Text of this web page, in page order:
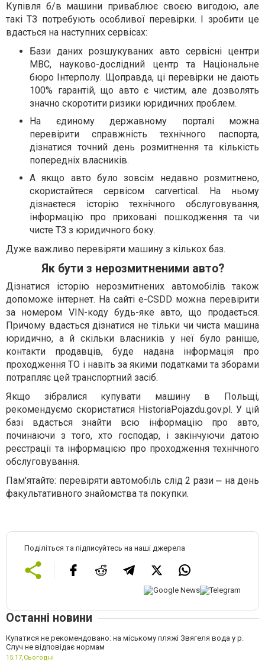
Купівля б/в машини приваблює своєю вигодою, але
такі ТЗ потребують особливої ​​перевірки. І зробити це
вдасться на наступних сервісах:
Бази даних розшукуваних авто сервісні центри
МВС, науково-дослідний центр та Національне
бюро Інтерполу. Щоправда, ці перевірки не дають
100% гарантій, що авто є чистим, але дозволять
значно скоротити ризики юридичних проблем.
На єдиному державному порталі можна
перевірити справжність технічного паспорта,
дізнатися точний день розмитнення та кількість
попередніх власників.
А якщо авто було зовсім недавно розмитнено,
скористайтеся сервісом carvertical. На ньому
дізнаєтеся історію технічного обслуговування,
інформацію про приховані пошкодження та чи
чисте ТЗ з юридичного боку.
Дуже важливо перевіряти машину з кількох баз.
Як бути з нерозмитненими авто?
Дізнатися історію нерозмитнених автомобілів також
допоможе інтернет. На сайті e-CSDD можна перевірити
за номером VIN-коду будь-яке авто, що продається.
Причому вдасться дізнатися не тільки чи чиста машина
юридично, а й скільки власників у неї було раніше,
контакти продавців, буде надана інформація про
проходження ТО і навіть за якими податками та зборами
потрапляє цей транспортний засіб.
Якщо зібралися купувати машину в Польщі,
рекомендуємо скористатися HistoriaPojazdu.gov.pl. У цій
базі вдасться знайти всю інформацію про авто,
починаючи з того, хто господар, і закінчуючи датою
реєстрації та інформацією про проходження технічного
обслуговування.
Пам'ятайте: перевіряти автомобіль слід 2 рази ⎼ на день
факультативного знайомства та покупки.
Поділіться та підписуйтесь на наші джерела
Останні новини
Купатися не рекомендовано: на міському пляжі Звягеля вода у р.
Случ не відповідає нормам
15:17,Сьогодні